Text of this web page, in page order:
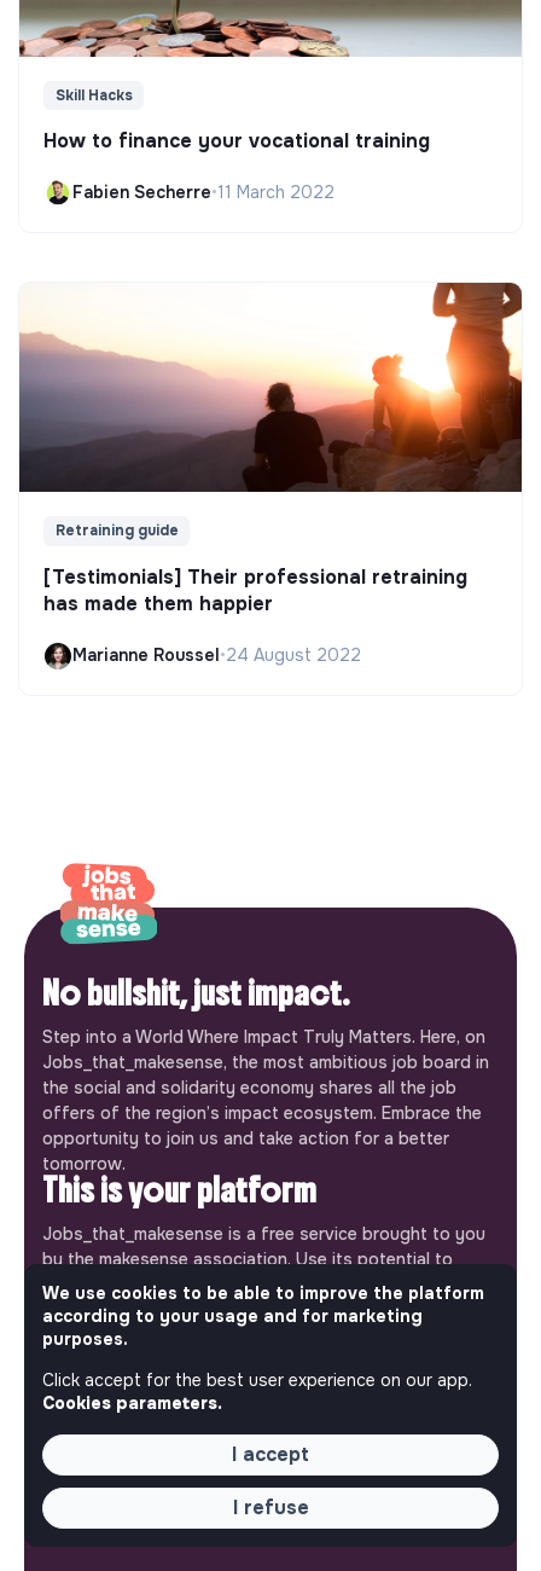
Skill Hacks
How to finance your vocational training
Fabien Secherre•11 March 2022
Retraining guide
[Testimonials] Their professional retraining
has made them happier
Marianne Roussel•24 August 2022
No bullshit, just impact.
Step into a World Where Impact Truly Matters. Here, on
Jobs_that_makesense, the most ambitious job board in
the social and solidarity economy shares all the job
offers of the region’s impact ecosystem. Embrace the
opportunity to join us and take action for a better
tomorrow.
This is your platform
Jobs_that_makesense is a free service brought to you
by the makesense association. Use its potential to
accelerate your projects and contribute to building a
more respectful, inclusive and sustainable society.
Our mobile app
Get jobs that make sense on your phone so you never
miss an opportunity.
Android
We use cookies to be able to improve the platform
according to your usage and for marketing
purposes.
Click accept for the best user experience on our app.
Cookies parameters.
I accept
I refuse